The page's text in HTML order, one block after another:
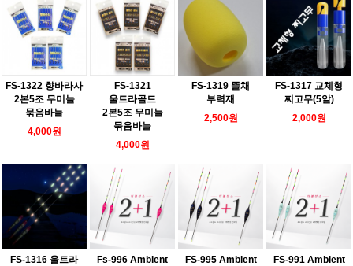
FS-1322 향바라사
2본5조 무미늘
묶음바늘
4,000원
FS-1321
울트라골드
2본5조 무미늘
묶음바늘
4,000원
FS-1319 뜰채
부력재
2,500원
FS-1317 교체형
찌고무(5알)
2,000원
FS-1316 울트라
Fs-996 Ambient
FS-995 Ambient
FS-991 Ambient